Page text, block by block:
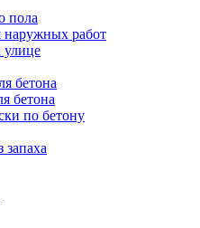
пола
наружных работ
улице
бетона
бетона
по бетону
запаха